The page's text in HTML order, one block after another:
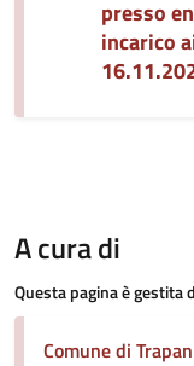
presso
incarico
A cura di
Questa pagina è gestita
Comune di